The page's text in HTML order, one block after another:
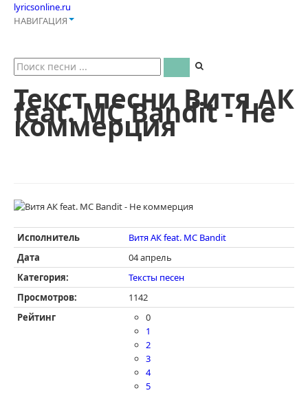
lyricsonline.ru
НАВИГАЦИЯ
Текст песни Витя АК
feat. MC Bandit - Не
коммерция
Исполнитель
Витя АК feat. MC Bandit
Дата
04 апрель
Категория:
Тексты песен
Просмотров:
1142
Рейтинг
0
1
2
3
4
5